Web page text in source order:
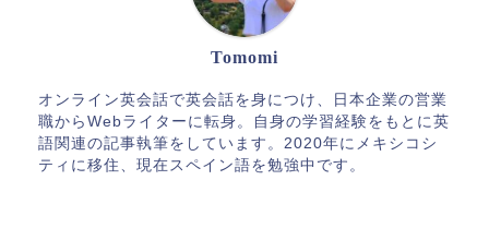
Tomomi
オンライン英会話で英会話を身につけ、日本企業の営業
職からWebライターに転身。自身の学習経験をもとに英
語関連の記事執筆をしています。2020年にメキシコシ
ティに移住、現在スペイン語を勉強中です。